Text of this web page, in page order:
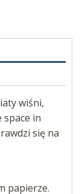
wiśni,
space in
się na
papierze.